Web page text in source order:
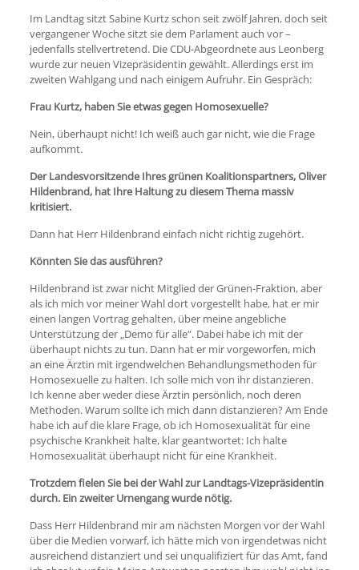
Im Landtag sitzt Sabine Kurtz schon seit zwölf Jahren, doch seit
vergangener Woche sitzt sie dem Parlament auch vor –
jedenfalls stellvertretend. Die CDU-Abgeordnete aus Leonberg
wurde zur neuen Vizepräsidentin gewählt. Allerdings erst im
zweiten Wahlgang und nach einigem Aufruhr. Ein Gespräch:
Frau Kurtz, haben Sie etwas gegen Homosexuelle?
Nein, überhaupt nicht! Ich weiß auch gar nicht, wie die Frage
aufkommt.
Der Landesvorsitzende Ihres grünen Koalitionspartners, Oliver
Hildenbrand, hat Ihre Haltung zu diesem Thema massiv
kritisiert.
Dann hat Herr Hildenbrand einfach nicht richtig zugehört.
Könnten Sie das ausführen?
Hildenbrand ist zwar nicht Mitglied der Grünen-Fraktion, aber
als ich mich vor meiner Wahl dort vorgestellt habe, hat er mir
einen langen Vortrag gehalten, über meine angebliche
Unterstützung der „Demo für alle“. Dabei habe ich mit der
überhaupt nichts zu tun. Dann hat er mir vorgeworfen, mich
an eine Ärztin mit irgendwelchen Behandlungsmethoden für
Homosexuelle zu halten. Ich solle mich von ihr distanzieren.
Ich kenne aber weder diese Ärztin persönlich, noch deren
Methoden. Warum sollte ich mich dann distanzieren? Am Ende
habe ich auf die klare Frage, ob ich Homosexualität für eine
psychische Krankheit halte, klar geantwortet: Ich halte
Homosexualität überhaupt nicht für eine Krankheit.
Trotzdem fielen Sie bei der Wahl zur Landtags-Vizepräsidentin
durch. Ein zweiter Urnengang wurde nötig.
Dass Herr Hildenbrand mir am nächsten Morgen vor der Wahl
über die Medien vorwarf, ich hätte mich von irgendetwas nicht
ausreichend distanziert und sei unqualifiziert für das Amt, fand